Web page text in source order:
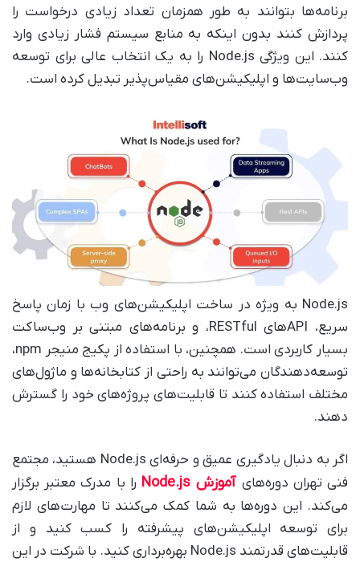
برنامه‌ها بتوانند به طور همزمان تعداد زیادی درخواست را
پردازش کنند بدون اینکه به منابع سیستم فشار زیادی وارد
کنند. این ویژگی Node.js را به یک انتخاب عالی برای توسعه
وب‌سایت‌ها و اپلیکیشن‌های مقیاس‌پذیر تبدیل کرده است.
Node.js به ویژه در ساخت اپلیکیشن‌های وب با زمان پاسخ
سریع، APIهای RESTful، و برنامه‌های مبتنی بر وب‌ساکت
بسیار کاربردی است. همچنین، با استفاده از پکیج منیجر npm،
توسعه‌دهندگان می‌توانند به راحتی از کتابخانه‌ها و ماژول‌های
مختلف استفاده کنند تا قابلیت‌های پروژه‌های خود را گسترش
دهند.
اگر به دنبال یادگیری عمیق و حرفه‌ای Node.js هستید، مجتمع
فنی تهران دوره‌های آموزش Node.js
را با مدرک معتبر برگزار
می‌کند. این دوره‌ها به شما کمک می‌کنند تا مهارت‌های لازم
برای توسعه اپلیکیشن‌های پیشرفته را کسب کنید و از
قابلیت‌های قدرتمند Node.js بهره‌برداری کنید. با شرکت در این